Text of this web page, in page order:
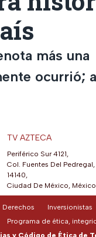
más una
ocurrió;
TV AZTECA
Periférico Sur 4121,
Col. Fuentes Del Pedregal,
14140,
Ciudad De México,
Derechos Inversionistas
Programa de ética,
y Código de Ética de